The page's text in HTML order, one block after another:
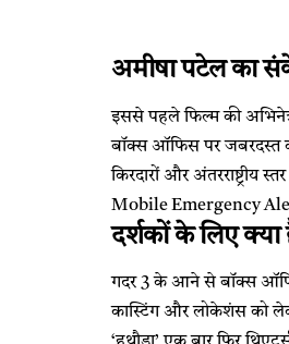
अमीषा पटेल का
इससे पहले फिल्म की
बॉक्स ऑफिस पर जबरदस्त
किरदारों और अंतरराष्ट्रीय
Mobile Emergency
दर्शकों के लिए
गदर 3 के आने से बॉक्स ऑफिस
कास्टिंग और लोकेशंस को